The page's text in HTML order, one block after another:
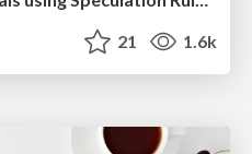
21 1.6k